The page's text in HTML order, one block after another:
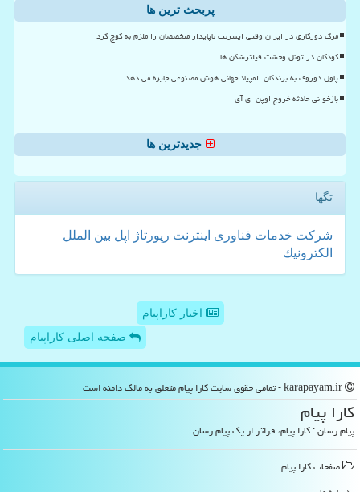
پربحث ترین ها
مرگ دورکاری در ایران وقتی اینترنت ناپایدار متخصصان را ملزم به کوچ کرد
کودکان در تونل وحشت فیلترشکن ها
پاول دوروف به برندگان المپیاد جهانی هوش مصنوعی جایزه می دهد
بازخوانی حادثه خروج اوپن ای آی
جدیدترین ها
تگها
شركت خدمات فناوری اینترنت رپورتاژ اپل بین الملل
الكترونیك
اخبار کاراپیام
صفحه اصلی کاراپیام
كارا پیام
پیام رسان : کارا پیام، فراتر از یک پیام رسان
صفحات كارا پیام